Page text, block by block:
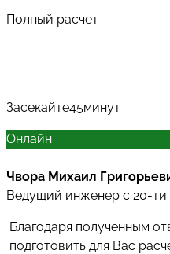
Полный расчет
Засекайте45минут
Онлайн
Чвора Михаил
Ведущий инженер с 20-ти
Благодаря полученным
подготовить для Вас